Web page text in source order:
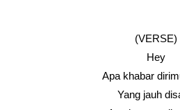
(VERSE)
Hey
Apa khabar
Yang jauh